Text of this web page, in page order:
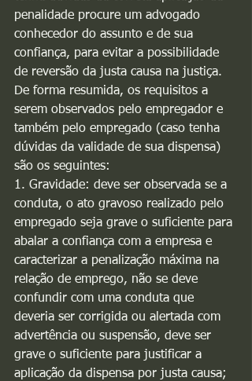
penalidade procure um advogado
conhecedor do assunto e de sua
confiança, para evitar a possibilidade
de reversão da justa causa na justiça.
De forma resumida, os requisitos a
serem observados pelo empregador e
também pelo empregado (caso tenha
dúvidas da validade de sua dispensa)
são os seguintes:
1. Gravidade: deve ser observada se a
conduta, o ato gravoso realizado pelo
empregado seja grave o suficiente para
abalar a confiança com a empresa e
caracterizar a penalização máxima na
relação de emprego, não se deve
confundir com uma conduta que
deveria ser corrigida ou alertada com
advertência ou suspensão, deve ser
grave o suficiente para justificar a
aplicação da dispensa por justa causa;